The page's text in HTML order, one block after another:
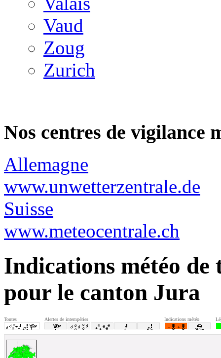
Vaud
Zoug
Zurich
Nos centres de vigilance
Allemagne
www.unwetterzentrale.de
Suisse
www.meteocentrale.ch
Indications météo de
pour le canton Jura
Toutes Alertes de intempéries Indications météo